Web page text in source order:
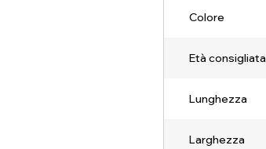
Colore
Età consigliata
Lunghezza
Larghezza